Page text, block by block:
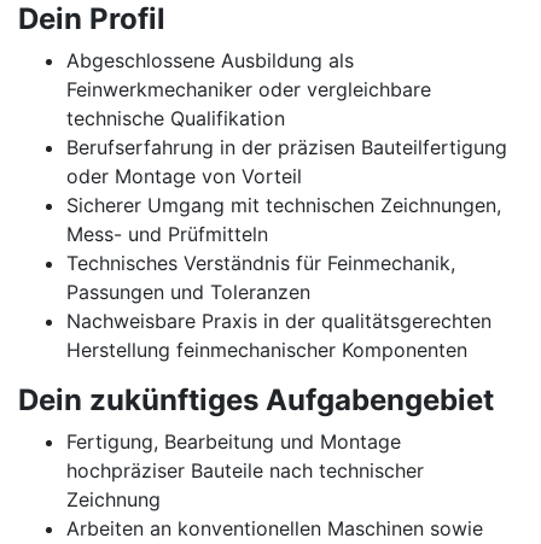
Dein Profil
Abgeschlossene Ausbildung als
Feinwerkmechaniker oder vergleichbare
technische Qualifikation
Berufserfahrung in der präzisen Bauteilfertigung
oder Montage von Vorteil
Sicherer Umgang mit technischen Zeichnungen,
Mess- und Prüfmitteln
Technisches Verständnis für Feinmechanik,
Passungen und Toleranzen
Nachweisbare Praxis in der qualitätsgerechten
Herstellung feinmechanischer Komponenten
Dein zukünftiges Aufgabengebiet
Fertigung, Bearbeitung und Montage
hochpräziser Bauteile nach technischer
Zeichnung
Arbeiten an konventionellen Maschinen sowie